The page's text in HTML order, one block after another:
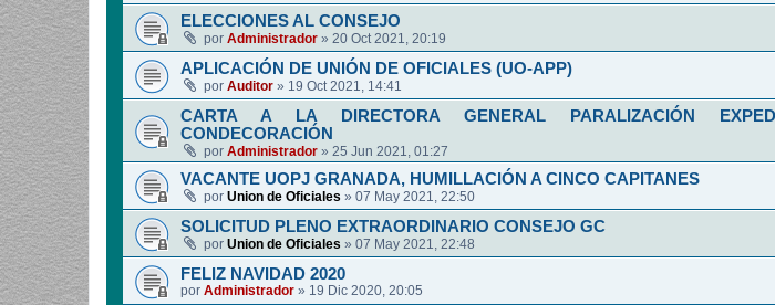
ELECCIONES AL CONSEJO
por Administrador » 20 Oct 2021, 20:19
APLICACIÓN DE UNIÓN DE OFICIALES (UO-APP)
por Auditor » 19 Oct 2021, 14:41
CARTA A LA DIRECTORA GENERAL PARALIZACIÓN
CONDECORACIÓN
por Administrador » 25 Jun 2021, 01:27
VACANTE UOPJ GRANADA, HUMILLACIÓN A CINCO CAPITANES
por Union de Oficiales » 07 May 2021, 22:50
SOLICITUD PLENO EXTRAORDINARIO CONSEJO GC
por Union de Oficiales » 07 May 2021, 22:48
FELIZ NAVIDAD 2020
por Administrador » 19 Dic 2020, 20:05